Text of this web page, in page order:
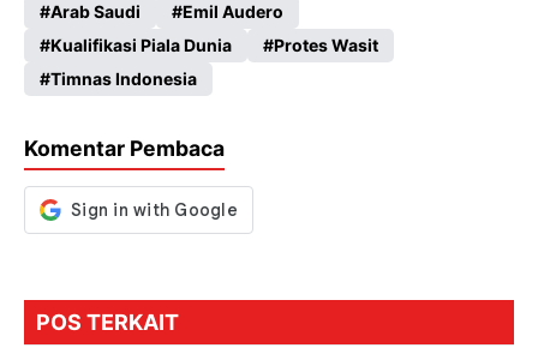
b
o
o
k
ts
A
p
gr
a
m
se
n
g
er
Arab Saudi
Emil Audero
Kualifikasi Piala Dunia
Protes Wasit
Timnas Indonesia
Komentar Pembaca
POS TERKAIT